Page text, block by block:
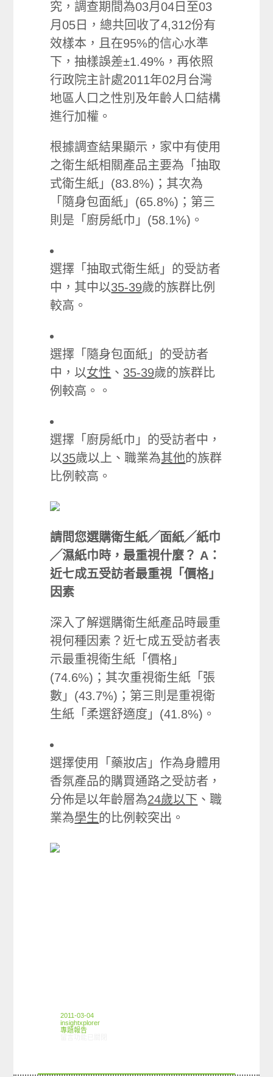
究，調查期間為03月04日至03
月05日，總共回收了4,312份有
效樣本，且在95%的信心水準
下，抽樣誤差±1.49%，再依照
行政院主計處2011年02月台灣
地區人口之性別及年齡人口結構
進行加權。
根據調查結果顯示，家中有使用
之衛生紙相關產品主要為「抽取
式衛生紙」(83.8%)；其次為
「隨身包面紙」(65.8%)；第三
則是「廚房紙巾」(58.1%)。
選擇「抽取式衛生紙」的受訪者
中，其中以35-39歲的族群比例
較高。
選擇「隨身包面紙」的受訪者
中，以女性 、 35-39歲的族群比
例較高。。
選擇「廚房紙巾」的受訪者中，
以35歲以上、職業為其他的族群
比例較高。
請問您選購衛生紙╱面紙╱紙巾
╱濕紙巾時，最重視什麼？ A：
近七成五受訪者最重視「價格」
因素
深入了解選購衛生紙產品時最重
視何種因素？近七成五受訪者表
示最重視衛生紙「價格」
(74.6%)；其次重視衛生紙「張
數」(43.7%)；第三則是重視衛
生紙「柔選舒適度」(41.8%)。
選擇使用「藥妝店」作為身體用
香氛產品的購買通路之受訪者，
分佈是以年齡層為24歲以下 、職
業為學生的比例較突出。
2011-03-04
insightxplorer
專題報告